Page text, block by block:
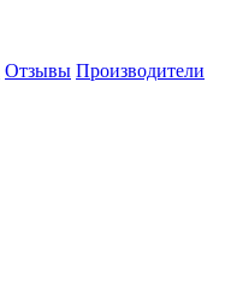
Отзывы Производители